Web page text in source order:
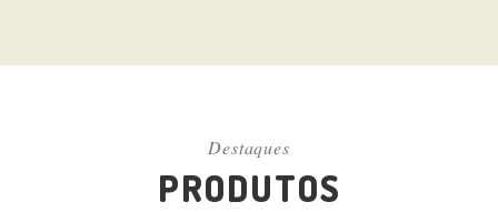
Destaques
PRODUTOS